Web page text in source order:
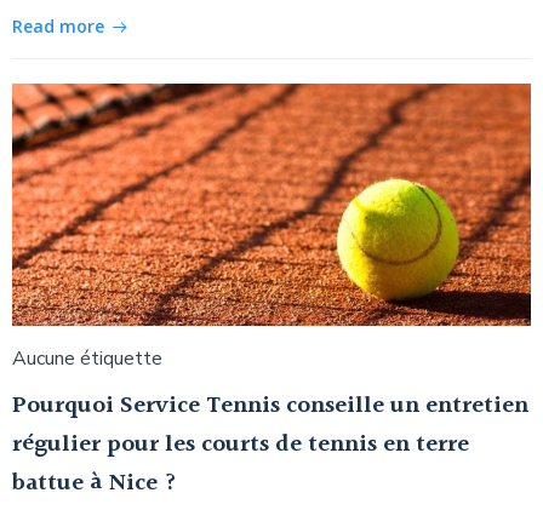
Read more
Aucune étiquette
Pourquoi Service Tennis conseille un entretien
régulier pour les courts de tennis en terre
battue à Nice ?